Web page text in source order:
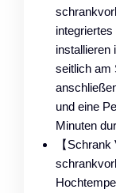
installieren
seitlich am
und eine
Minuten
【